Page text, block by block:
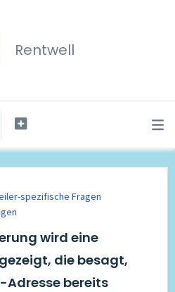
Rentwell
spezifische Fragen
wird eine
die besagt,
Adresse bereits